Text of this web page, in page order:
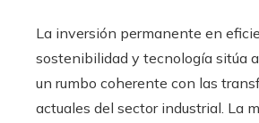
La inversión permanente en
sostenibilidad y tecnología sitúa
un rumbo coherente con las
actuales del sector industrial. La